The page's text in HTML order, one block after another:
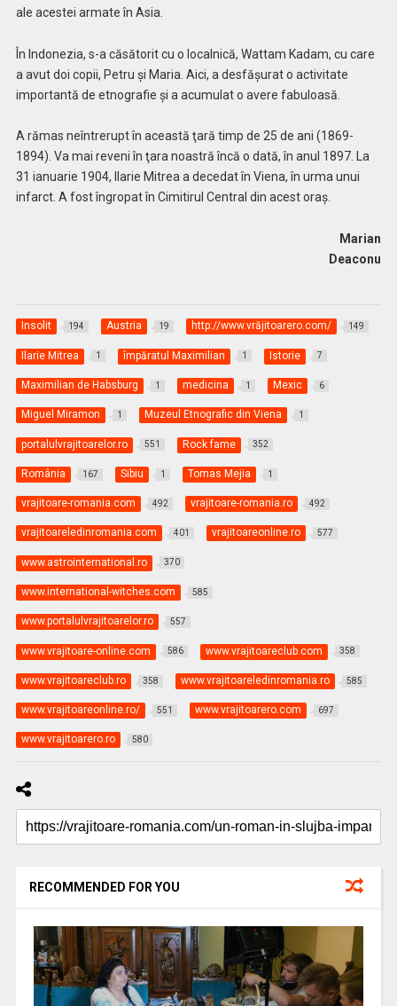
ale acestei armate în Asia.
În Indonezia, s-a căsătorit cu o localnică, Wattam Kadam, cu care
a avut doi copii, Petru şi Maria. Aici, a desfăşurat o activitate
importantă de etnografie şi a acumulat o avere fabuloasă.
A rămas neîntrerupt în această ţară timp de 25 de ani (1869-
1894). Va mai reveni în ţara noastră încă o dată, în anul 1897. La
31 ianuarie 1904, Ilarie Mitrea a decedat în Viena, în urma unui
infarct. A fost îngropat în Cimitirul Central din acest oraş.
Marian
Deaconu
Insolit 194 Austria 19 http://www.vrăjitoarero.com/ 149
Ilarie Mitrea 1 împăratul Maximilian 1 Istorie 7
Maximilian de Habsburg 1 medicina 1 Mexic 6
Miguel Miramon 1 Muzeul Etnografic din Viena 1
portalulvrajitoarelor.ro 551 Rock fame 352
România 167 Sibiu 1 Tomas Mejia 1
vrajitoare-romania.com 492 vrajitoare-romania.ro 492
vrajitoareledinromania.com 401 vrajitoareonline.ro 577
www.astrointernational.ro 370
www.international-witches.com 585
www.portalulvrajitoarelor.ro 557
www.vrajitoare-online.com 586 www.vrajitoareclub.com 358
www.vrajitoareclub.ro 358 www.vrajitoareledinromania.ro 585
www.vrajitoareonline.ro/ 551 www.vrajitoarero.com 697
www.vrajitoarero.ro 580
RECOMMENDED FOR YOU